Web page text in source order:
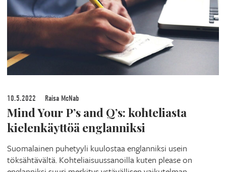
10.5.2022 Raisa McNab
Mind Your P’s and Q’s: kohteliasta
kielenkäyttöä englanniksi
Suomalainen puhetyyli kuulostaa englanniksi usein
töksähtävältä. Kohteliaisuussanoilla kuten please on